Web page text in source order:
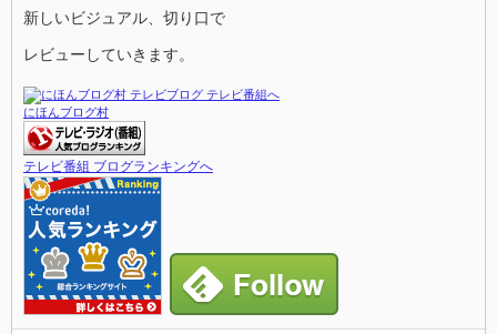
新しいビジュアル、切り口で
レビューしていきます。
にほんブログ村
テレビ番組 ブログランキングへ